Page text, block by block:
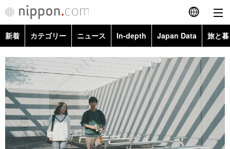
English
简体字
繁體字
Français
Español
カテゴリー
政治・外交
ニュース
新着 カテゴリー ニュース In-depth Japan Data 旅と
政治・外交
経済・ビジネス
国際・海外
社会
Topics
Images
People
東京